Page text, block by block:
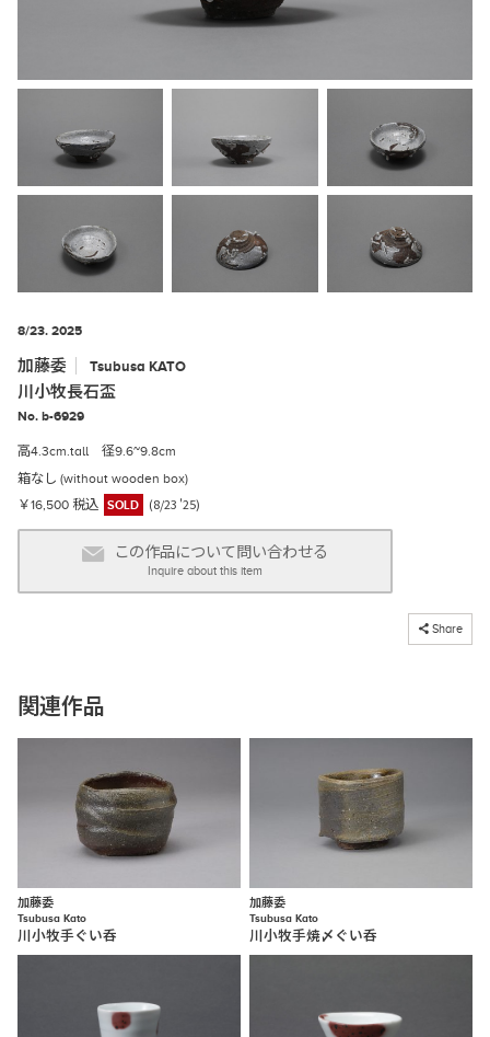
8/23. 2025
加藤委 Tsubusa KATO
川小牧長石盃
No. b-6929
高4.3cm.tall 径9.6~9.8cm
箱なし (without wooden box)
￥16,500 税込
SOLD (8/23 '25)
この作品について問い合わせる
Inquire about this item
Share
コピーしました
関連作品
加藤委
Tsubusa Kato
川小牧手ぐい呑
加藤委
Tsubusa Kato
川小牧手焼〆ぐい呑